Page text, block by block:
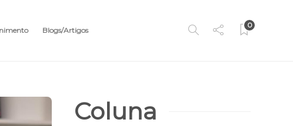
Blogs/Artigos
0
Coluna